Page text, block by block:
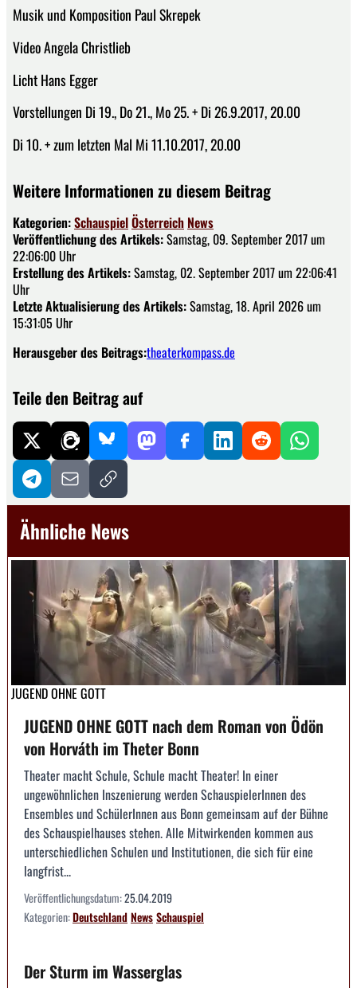
Musik und Komposition Paul Skrepek
Video Angela Christlieb
Licht Hans Egger
Vorstellungen Di 19., Do 21., Mo 25. + Di 26.9.2017, 20.00
Di 10. + zum letzten Mal Mi 11.10.2017, 20.00
Weitere Informationen zu diesem Beitrag
Kategorien:SchauspielÖsterreich News
Veröffentlichung des Artikels:Samstag, 09. September 2017 um
22:06:00 Uhr
Erstellung des Artikels:Samstag, 02. September 2017 um 22:06:41
Uhr
Letzte Aktualisierung des Artikels:Samstag, 18. April 2026 um
15:31:05 Uhr
Herausgeber des Beitrags:theaterkompass.de
Teile den Beitrag auf
Ähnliche News
JUGEND OHNE GOTT
JUGEND OHNE GOTT nach dem Roman von Ödön
von Horváth im Theter Bonn
Theater macht Schule, Schule macht Theater! In einer
ungewöhnlichen Inszenierung werden SchauspielerInnen des
Ensembles und SchülerInnen aus Bonn gemeinsam auf der Bühne
des Schauspielhauses stehen. Alle Mitwirkenden kommen aus
unterschiedlichen Schulen und Institutionen, die sich für eine
langfrist...
Veröffentlichungsdatum:25.04.2019
Kategorien:DeutschlandNewsSchauspiel
Der Sturm im Wasserglas